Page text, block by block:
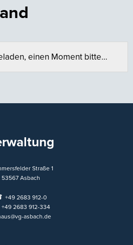
einen Moment bitte…
Straße 1
53567 Asbach
+49 2683 912-0
+49 2683 912-334
asbach.de